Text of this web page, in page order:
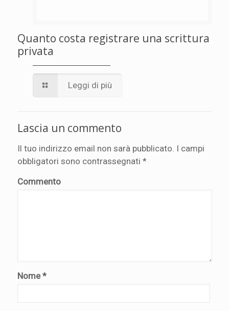
Quanto costa registrare una scrittura
privata
Leggi di più
Lascia un commento
Il tuo indirizzo email non sarà pubblicato. I campi
obbligatori sono contrassegnati *
Commento
Nome*